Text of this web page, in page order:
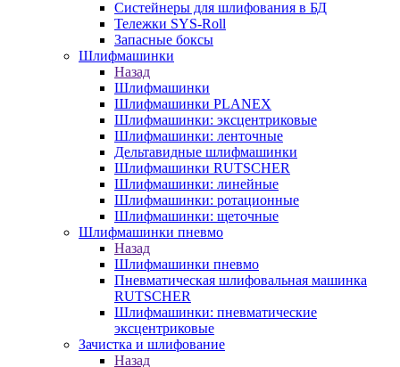
Систейнеры для шлифования в БД
Тележки SYS-Roll
Запасные боксы
Шлифмашинки
Назад
Шлифмашинки
Шлифмашинки PLANEX
Шлифмашинки: эксцентриковые
Шлифмашинки: ленточные
Дельтавидные шлифмашинки
Шлифмашинки RUTSCHER
Шлифмашинки: линейные
Шлифмашинки: ротационные
Шлифмашинки: щеточные
Шлифмашинки пневмо
Назад
Шлифмашинки пневмо
Пневматическая шлифовальная машинка
RUTSCHER
Шлифмашинки: пневматические
эксцентриковые
Зачистка и шлифование
Назад